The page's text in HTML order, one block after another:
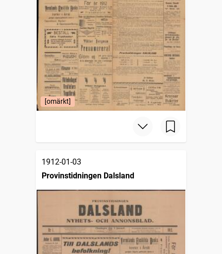
[omärkt]
1912-01-03
Provinstidningen Dalsland